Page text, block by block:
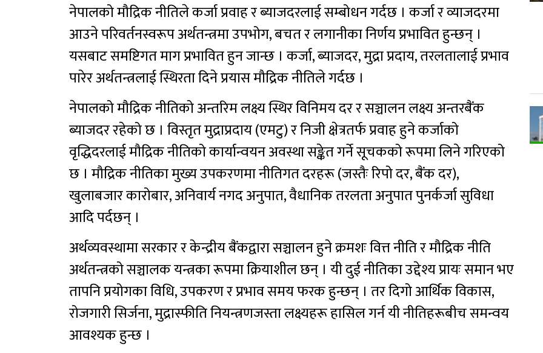
नेपालको मौद्रिक नीतिले कर्जा प्रवाह र ब्याजदरलाई सम्बोधन गर्दछ । कर्जा र व्याजदरमा
आउने परिवर्तनस्वरूप अर्थतन्त्रमा उपभोग, बचत र लगानीका निर्णय प्रभावित हुन्छन् ।
यसबाट समष्टिगत माग प्रभावित हुन जान्छ । कर्जा, ब्याजदर, मुद्रा प्रदाय, तरलतालाई प्रभाव
पारेर अर्थतन्त्रलाई स्थिरता दिने प्रयास मौद्रिक नीतिले गर्दछ ।
नेपालको मौद्रिक नीतिको अन्तरिम लक्ष्य स्थिर विनिमय दर र सञ्चालन लक्ष्य अन्तरबैंक
ब्याजदर रहेको छ । विस्तृत मुद्राप्रदाय (एमटु) र निजी क्षेत्रतर्फ प्रवाह हुने कर्जाको
वृद्धिदरलाई मौद्रिक नीतिको कार्यान्वयन अवस्था सङ्केत गर्ने सूचकको रूपमा लिने गरिएको
छ । मौद्रिक नीतिका मुख्य उपकरणमा नीतिगत दरहरू (जस्तैः रिपो दर, बैंक दर),
खुलाबजार कारोबार, अनिवार्य नगद अनुपात, वैधानिक तरलता अनुपात पुनर्कर्जा सुविधा
आदि पर्दछन् ।
अर्थव्यवस्थामा सरकार र केन्द्रीय बैंकद्वारा सञ्चालन हुने क्रमशः वित्त नीति र मौद्रिक नीति
अर्थतन्त्रको सञ्चालक यन्त्रका रूपमा क्रियाशील छन् । यी दुई नीतिका उद्देश्य प्रायः समान भए
तापनि प्रयोगका विधि, उपकरण र प्रभाव समय फरक हुन्छन् । तर दिगो आर्थिक विकास,
रोजगारी सिर्जना, मुद्रास्फीति नियन्त्रणजस्ता लक्ष्यहरू हासिल गर्न यी नीतिहरूबीच समन्वय
आवश्यक हुन्छ ।